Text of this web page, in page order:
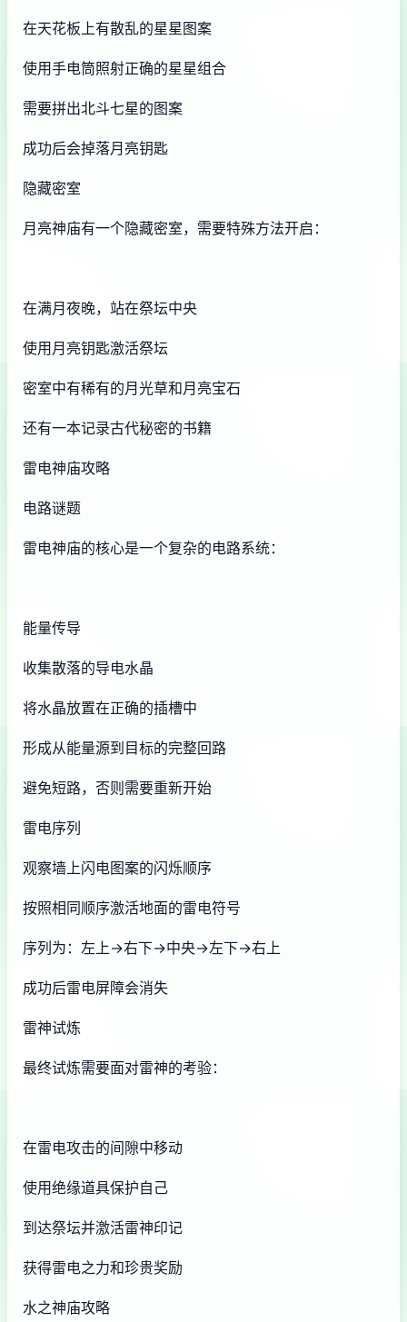
在天花板上有散乱的星星图案
使用手电筒照射正确的星星组合
需要拼出北斗七星的图案
成功后会掉落月亮钥匙
隐藏密室
月亮神庙有一个隐藏密室，需要特殊方法开启：
在满月夜晚，站在祭坛中央
使用月亮钥匙激活祭坛
密室中有稀有的月光草和月亮宝石
还有一本记录古代秘密的书籍
雷电神庙攻略
电路谜题
雷电神庙的核心是一个复杂的电路系统：
能量传导
收集散落的导电水晶
将水晶放置在正确的插槽中
形成从能量源到目标的完整回路
避免短路，否则需要重新开始
雷电序列
观察墙上闪电图案的闪烁顺序
按照相同顺序激活地面的雷电符号
序列为：左上→右下→中央→左下→右上
成功后雷电屏障会消失
雷神试炼
最终试炼需要面对雷神的考验：
在雷电攻击的间隙中移动
使用绝缘道具保护自己
到达祭坛并激活雷神印记
获得雷电之力和珍贵奖励
水之神庙攻略